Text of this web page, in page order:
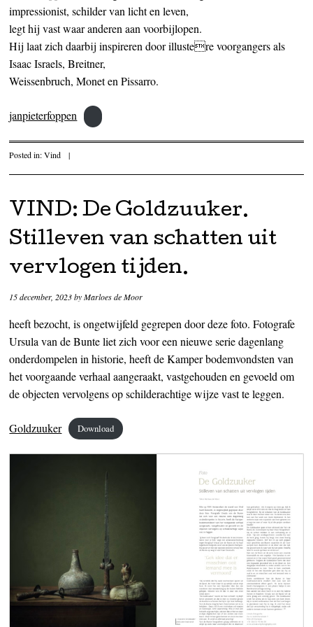
impressionist, schilder van licht en leven,
legt hij vast waar anderen aan voorbijlopen.
Hij laat zich daarbij inspireren door illustere voorgangers als
Isaac Israels, Breitner,
Weissenbruch, Monet en Pissarro.
janpieterfoppen
Posted in:Vind |
VIND: De Goldzuuker.
Stilleven van schatten uit
vervlogen tijden.
15 december, 2023byMarloes de Moor
heeft bezocht, is ongetwijfeld gegrepen door deze foto. Fotografe
Ursula van de Bunte liet zich voor een nieuwe serie dagenlang
onderdompelen in historie, heeft de Kamper bodemvondsten van
het voorgaande verhaal aangeraakt, vastgehouden en gevoeld om
de objecten vervolgens op schilderachtige wijze vast te leggen.
Goldzuuker Download